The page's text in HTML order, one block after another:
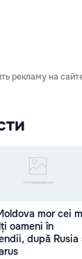
рекламу на
mor cei
oameni în
după Rusia